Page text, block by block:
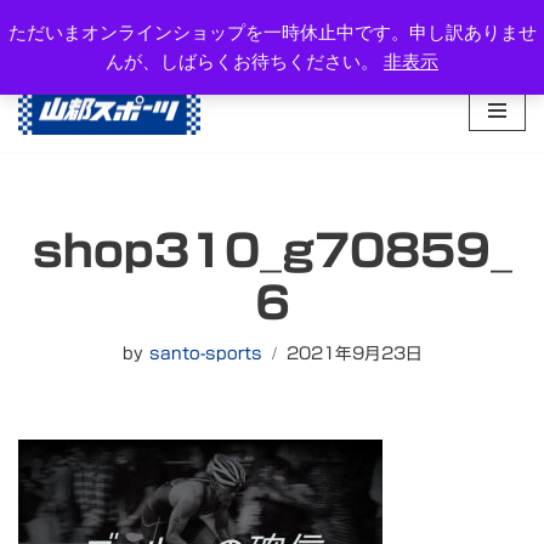
ただいまオンラインショップを一時休止中です。申し訳ありませ
んが、しばらくお待ちください。 非表示
ン
テ
ス
キ
岐阜県高山市西之一色町3-1081-2
TEL：0577-34-3434
shop310_g70859_
6
by santo-sports 2021年9月23日